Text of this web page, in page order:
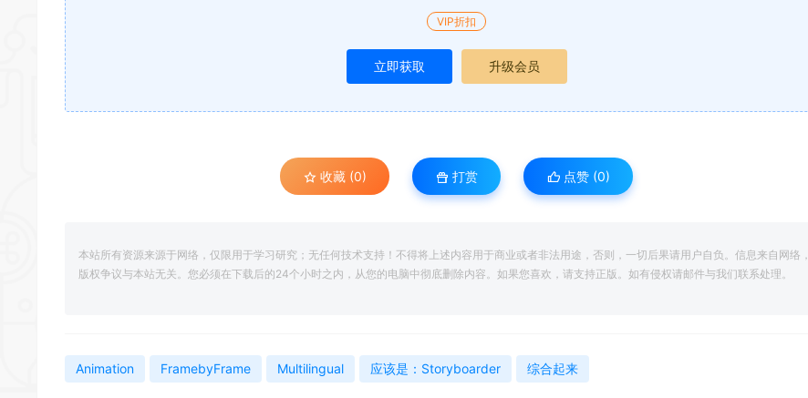
VIP折扣
立即获取 升级会员
收藏 (0) 打赏 点赞 (0)
本站所有资源来源于网络，仅限用于学习研究；无任何技术支持！不得将上述内容用于商业或者非法用途，否则，一切后果请用户自负。信息来自网络，
版权争议与本站无关。您必须在下载后的24个小时之内，从您的电脑中彻底删除内容。如果您喜欢，请支持正版。如有侵权请邮件与我们联系处理。
Animation FramebyFrame Multilingual 应该是：Storyboarder 综合起来